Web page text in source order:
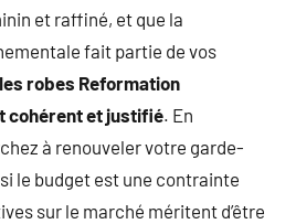
et raffiné, et que la
fait partie de vos
les robes Reformation
cohérent et justifié. En
à renouveler votre garde-
le budget est une contrainte
sur le marché méritent d’être